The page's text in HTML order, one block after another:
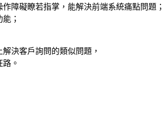
障礙瞭若指掌，能解決前端系統痛點問題；
；
決客戶詢問的類似問題，
。